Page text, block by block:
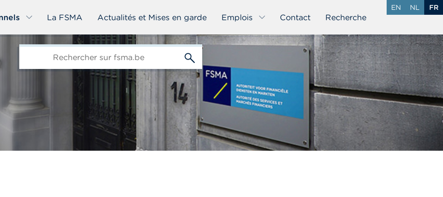
La FSMA Actualités et Mises en garde Emplois Contact Recherche
EN NL FR